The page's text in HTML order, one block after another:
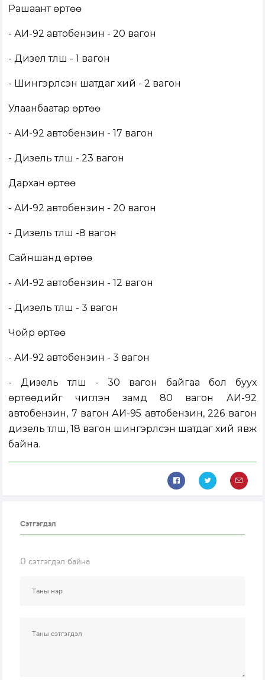
Рашаант өртөө
- АИ-92 автобензин - 20 вагон
- Дизел түлш - 1 вагон
- Шингэрүүлсэн шатдаг хий - 2 вагон
Улаанбаатар өртөө
- АИ-92 автобензин - 17 вагон
- Дизель түлш - 23 вагон
Дархан өртөө
- АИ-92 автобензин - 20 вагон
- Дизель түлш -8 вагон
Сайншанд өртөө
- АИ-92 автобензин - 12 вагон
- Дизель түлш - 3 вагон
Чойр өртөө
- АИ-92 автобензин - 3 вагон
- Дизель түлш - 30 вагон байгаа бол буух
өртөөдийг чиглэн замд 80 вагон АИ-92
автобензин, 7 вагон АИ-95 автобензин, 226 вагон
дизель түлш, 18 вагон шингэрүүлсэн шатдаг хий явж
байна.
Сэтгэгдэл
0 сэтгэгдэл байна